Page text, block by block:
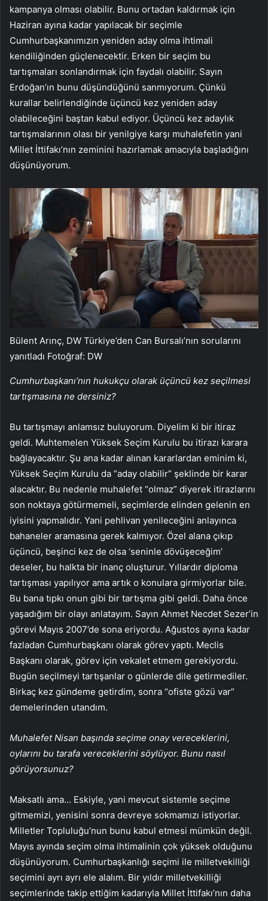
kampanya olması olabilir. Bunu ortadan kaldırmak için
Haziran ayına kadar yapılacak bir seçimle
Cumhurbaşkanımızın yeniden aday olma ihtimali
kendiliğinden güçlenecektir. Erken bir seçim bu
tartışmaları sonlandırmak için faydalı olabilir. Sayın
Erdoğan’ın bunu düşündüğünü sanmıyorum. Çünkü
kurallar belirlendiğinde üçüncü kez yeniden aday
olabileceğini baştan kabul ediyor. Üçüncü kez adaylık
tartışmalarının olası bir yenilgiye karşı muhalefetin yani
Millet İttifakı’nın zeminini hazırlamak amacıyla başladığını
düşünüyorum.
Bülent Arınç, DW Türkiye’den Can Bursalı’nın sorularını
yanıtladı Fotoğraf: DW
Cumhurbaşkanı’nın hukukçu olarak üçüncü kez seçilmesi
tartışmasına ne dersiniz?
Bu tartışmayı anlamsız buluyorum. Diyelim ki bir itiraz
geldi. Muhtemelen Yüksek Seçim Kurulu bu itirazı karara
bağlayacaktır. Şu ana kadar alınan kararlardan eminim ki,
Yüksek Seçim Kurulu da “aday olabilir” şeklinde bir karar
alacaktır. Bu nedenle muhalefet “olmaz” diyerek itirazlarını
son noktaya götürmemeli, seçimlerde elinden gelenin en
iyisini yapmalıdır. Yani pehlivan yenileceğini anlayınca
bahaneler aramasına gerek kalmıyor. Özel alana çıkıp
üçüncü, beşinci kez de olsa ‘seninle dövüşeceğim’
deseler, bu halkta bir inanç oluşturur. Yıllardır diploma
tartışması yapılıyor ama artık o konulara girmiyorlar bile.
Bu bana tıpkı onun gibi bir tartışma gibi geldi. Daha önce
yaşadığım bir olayı anlatayım. Sayın Ahmet Necdet Sezer’in
görevi Mayıs 2007’de sona eriyordu. Ağustos ayına kadar
fazladan Cumhurbaşkanı olarak görev yaptı. Meclis
Başkanı olarak, görev için vekalet etmem gerekiyordu.
Bugün seçilmeyi tartışanlar o günlerde dile getirmediler.
Birkaç kez gündeme getirdim, sonra “ofiste gözü var”
demelerinden utandım.
Muhalefet Nisan başında seçime onay vereceklerini,
oylarını bu tarafa vereceklerini söylüyor. Bunu nasıl
görüyorsunuz?
Maksatlı ama… Eskiyle, yani mevcut sistemle seçime
gitmemizi, yenisini sonra devreye sokmamızı istiyorlar.
Milletler Topluluğu’nun bunu kabul etmesi mümkün değil.
Mayıs ayında seçim olma ihtimalinin çok yüksek olduğunu
düşünüyorum. Cumhurbaşkanlığı seçimi ile milletvekilliği
seçimini ayrı ayrı ele alalım. Bir yıldır milletvekilliği
seçimlerinde takip ettiğim kadarıyla Millet İttifakı’nın daha